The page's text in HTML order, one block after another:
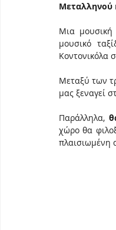
Μεταλληνού
Μια
μουσικό
Κοντονικόλα
Μεταξύ των
μας ξεναγεί
Παράλληλα,
χώρο θα
πλαισιωμένη